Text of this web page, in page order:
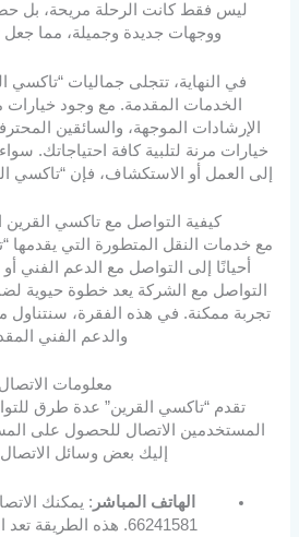
ليس فقط كانت الرحلة مريحة، بل
ووجهات جديدة وجميلة، مما جعل
في النهاية، تتجلى جماليات “تاكسي
الخدمات المقدمة. مع وجود خيارات
الإرشادات الموجهة، والسائقين
خيارات مرنة لتلبية كافة احتياجاتك.
إلى العمل أو الاستكشاف، فإن “تاكسي
كيفية التواصل مع تاكسي القرين اطلبنا
مع خدمات النقل المتطورة التي يقدمها
أحيانًا إلى التواصل مع الدعم الفني
التواصل مع الشركة يعد خطوة
تجربة ممكنة. في هذه الفقرة، سنتناول
والدعم الفني
معلومات الاتصال
تقدم “تاكسي القرين” عدة طرق
المستخدمين الاتصال للحصول على
إليك بعض وسائل الاتصال
الهاتف المباشر : يمكنك
66241581. هذه الطريقة